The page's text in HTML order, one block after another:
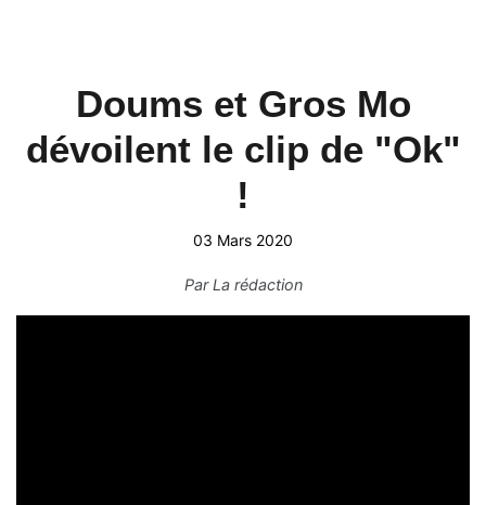
Doums et Gros Mo
dévoilent le clip de "Ok"
!
03 Mars 2020
ParLa rédaction